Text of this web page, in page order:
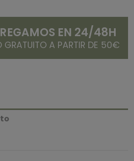
EN 24/48H
GRATUITO A PARTIR DE 50€